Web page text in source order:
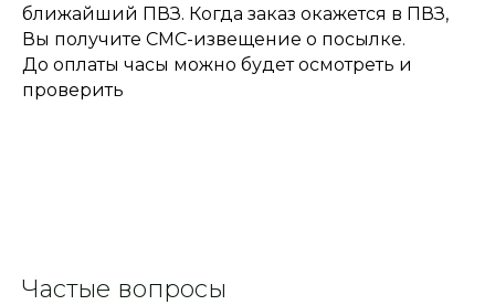
ближайший ПВЗ. Когда заказ окажется в ПВЗ,
Вы получите СМС-извещение о посылке.
До оплаты часы можно будет осмотреть и
проверить
Частые вопросы